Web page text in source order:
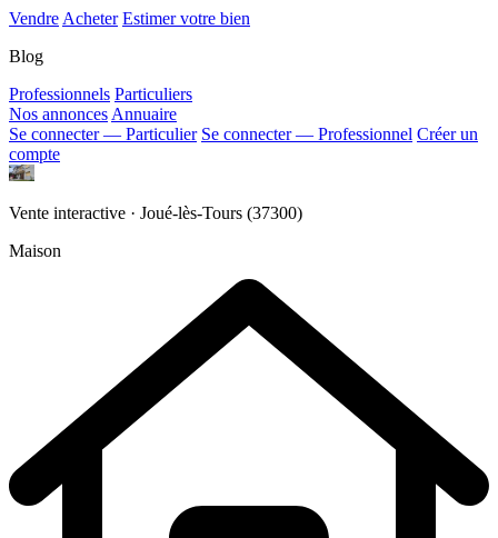
Vendre Acheter Estimer votre bien
Blog
Professionnels Particuliers
Nos annonces Annuaire
Se connecter — Particulier Se connecter — Professionnel Créer un
compte
Vente interactive · Joué-lès-Tours (37300)
Maison